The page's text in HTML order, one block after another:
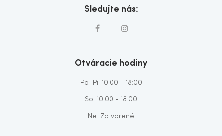
Sledujte nás:
Otváracie hodiny
Po–Pi: 10:00 - 18:00
So: 10:00 - 18.00
Ne: Zatvorené